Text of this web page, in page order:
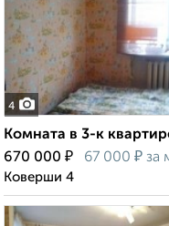
4
Комната в 3-к
670 000 ₽ 67 000 ₽ за
Коверши 4